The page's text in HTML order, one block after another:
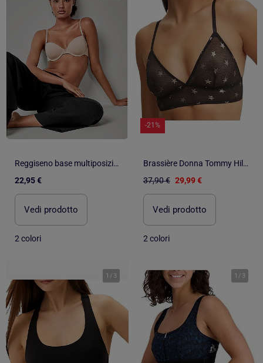
Reggiseno base multiposizione
22,95 €
Vedi prodotto
2 colori
-21%
Brassière Donna Tommy Hilfiger
37,90 € 29,99 €
Vedi prodotto
2 colori
1 / 3 1 / 3